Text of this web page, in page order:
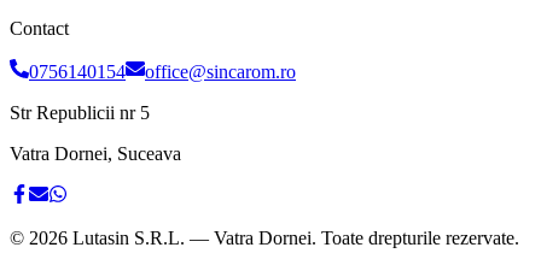
Contact
0756140154
office@sincarom.ro
Str Republicii nr 5
Vatra Dornei, Suceava
© 2026 Lutasin S.R.L. — Vatra Dornei. Toate drepturile rezervate.